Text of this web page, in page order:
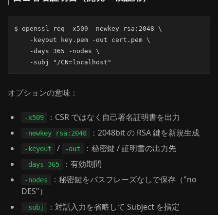
$ openssl req -x509 -newkey rsa:2048 \
    -keyout key.pem -out cert.pem \
    -days 365 -nodes \
    -subj "/CN=localhost"
オプションの意味：
-x509 ：CSR ではなく自己署名証明書を出力
-newkey rsa:2048 ：2048bit の RSA 鍵を新規生成
-keyout / -out ：秘密鍵 / 証明書の出力先
-days 365 ：有効期間
-nodes
：秘密鍵をパスフレーズなしで保存（"no
DES"）
-subj ：対話入力を省略して Subject を指定